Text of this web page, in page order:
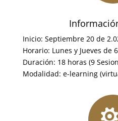
Inicio: Septiembre 20 de
Horario: Lunes y Jueves de
Duración: 18 horas (9
Modalidad: e-learning